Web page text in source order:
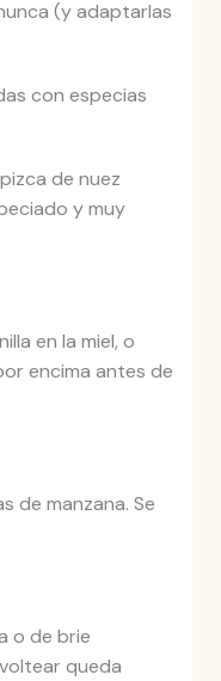
(y adaptarlas
con especias
de nuez
y muy
en la miel, o
encima antes de
de manzana. Se
o de brie
queda